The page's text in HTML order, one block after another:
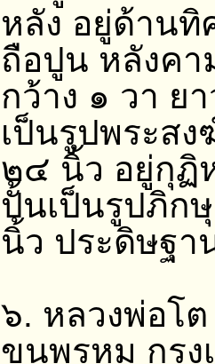
หลัง อยู่ด้านทิ
ถือปูน หลังคา
กว้าง ๑ วา ย
เป็นรูปพระส
๒๔ นิ้ว อยู่กุฏิ
ปั้นเป็นรูปภิก
นิ้ว ประดิษฐา
๖. หลวงพ่อโ
ขุนพรหม กรุง